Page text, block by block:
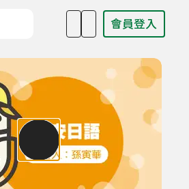
會員登入